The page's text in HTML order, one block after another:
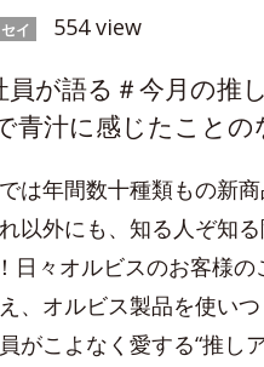
イ 554 view
員が語る＃今月の推
青汁に感じたことの
は年間数十種類もの新
以外にも、知る人ぞ知
日々オルビスのお客様の
、オルビス製品を使い
がこよなく愛する“推し